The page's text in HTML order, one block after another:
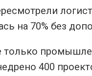
на 70% без
только
400